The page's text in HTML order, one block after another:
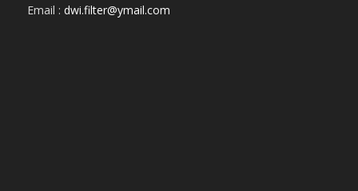
Email : dwi.filter@ymail.com